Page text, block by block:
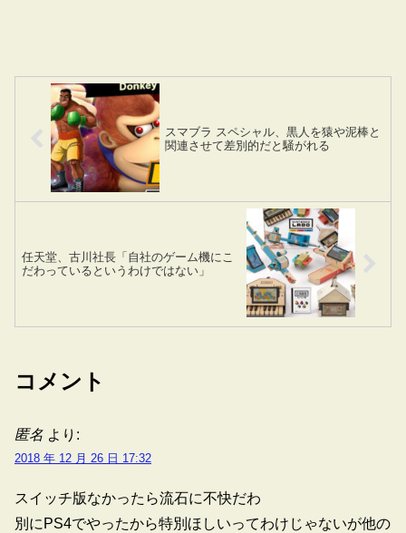
スマブラ スペシャル、黒人を猿や泥棒と
関連させて差別的だと騒がれる
任天堂、古川社長「自社のゲーム機にこ
だわっているというわけではない」
コメント
匿名 より:
2018 年 12 月 26 日 17:32
スイッチ版なかったら流石に不快だわ
別にPS4でやったから特別ほしいってわけじゃないが他の